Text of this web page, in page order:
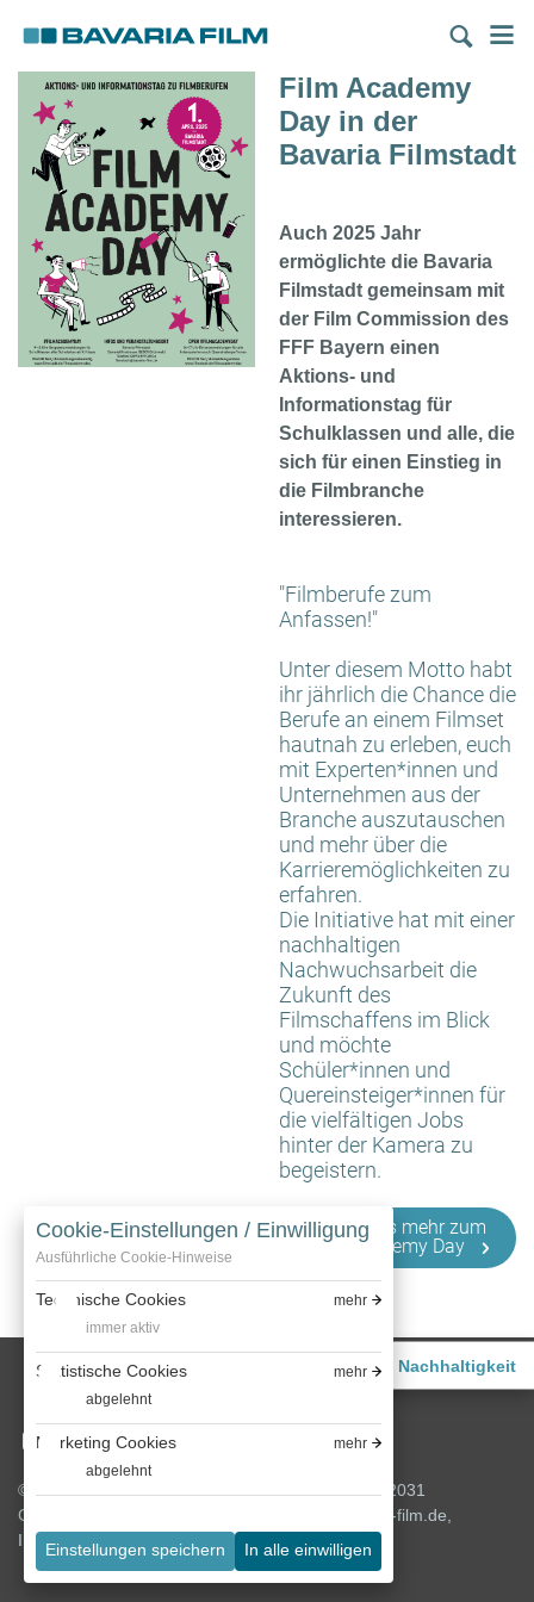
zum
Inhalt
Cookie-Einstellungen / Einwilligung
Ausführliche Cookie-Hinweise
Technische Cookies
mehr
immer aktiv
Statistische Cookies
mehr
abgelehnt
Marketing Cookies
mehr
abgelehnt
Einstellungen speichern In alle einwilligen
Film Academy
Day in der
Bavaria Filmstadt
Auch 2025 Jahr
ermöglichte die Bavaria
Filmstadt gemeinsam mit
der Film Commission des
FFF Bayern einen
Aktions- und
Informationstag für
Schulklassen und alle, die
sich für einen Einstieg in
die Filmbranche
interessieren.
"Filmberufe zum
Anfassen!"
Unter diesem Motto habt
ihr jährlich die Chance die
Berufe an einem Filmset
hautnah zu erleben, euch
mit Experten*innen und
Unternehmen aus der
Branche auszutauschen
und mehr über die
Karrieremöglichkeiten zu
erfahren.
Die Initiative hat mit einer
nachhaltigen
Nachwuchsarbeit die
Zukunft des
Filmschaffens im Blick
und möchte
Schüler*innen und
Quereinsteiger*innen für
die vielfältigen Jobs
hinter der Kamera zu
begeistern.
Hier gibt's mehr zum
Film Academy Day
Nachhaltigkeit
© 2026 Bavaria Film GmbH, Bavariafilmplatz 7, 82031
Geiselgasteig, T +49 (0) 89 6499 0, info@bavaria-film.de,
Impressum
Datenschutz Cookie-Richtlinien